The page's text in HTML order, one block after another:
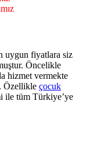
uygun fiyatlara siz
Öncelikle
hizmet vermekte
Özellikle çocuk
ile tüm Türkiye’ye